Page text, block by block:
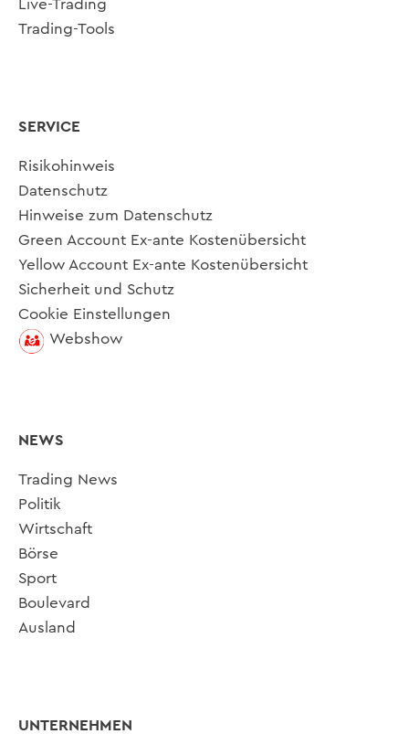
Live-Trading
Trading-Tools
SERVICE
Risikohinweis
Datenschutz
Hinweise zum Datenschutz
Green Account Ex-ante Kostenübersicht
Yellow Account Ex-ante Kostenübersicht
Sicherheit und Schutz
Cookie Einstellungen
Webshow
NEWS
Trading News
Politik
Wirtschaft
Börse
Sport
Boulevard
Ausland
UNTERNEHMEN